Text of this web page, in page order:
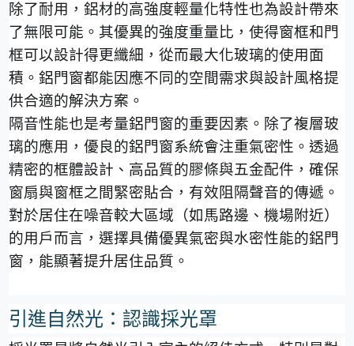
除了耐用，鋁材的高強度輕量化特性也為設計帶來
了無限可能。其優異的強度重量比，使得窗框和門
框可以設計得更纖細，從而最大化玻璃的使用面
積。鋁門窗都能因應不同的空間需求與設計風格提
供合適的解決方案。
隔音性能也是考量鋁門窗的重要因素。除了複層玻
璃的應用，優良的鋁門窗系統會注重氣密性。透過
精密的框體設計、高品質的膠條與五金配件，確保
窗扇與窗框之間緊密貼合，有效阻隔聲音的傳遞。
對於居住在噪音較大區域（如馬路邊、機場附近）
的用戶而言，選擇具備優異氣密與水密性能的鋁門
窗，能顯著提升居住品質。
引進自然光：認識採光罩